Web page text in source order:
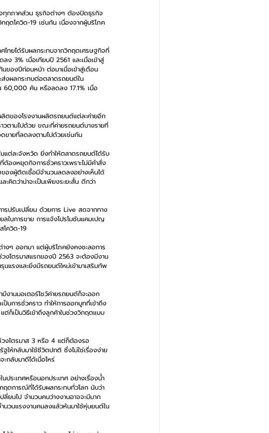
ทุกภาคส่วน ธุรกิจต่างๆ ต้องปิดธุรกิจ
ฤตโควิด-19 เช่นกัน เนื่องจากผู้บริโภค
ไทยได้รับผลกระทบจากวิกฤตเศรษฐกิจที่
3% เมื่อเทียบปี 2561 และเมื่อเข้าสู่
องปีก่อนหน้า ต่อมาเมื่อเข้าสู่เดือน
ส่งผลกระทบต่อตลาดรถยนต์ใน
60,000 คัน หรือลดลง 17.1% เมื่อ
ตของโรงงานผลิตรถยนต์แต่ละค่ายอีก
ตามไปด้วย ขณะที่ค่ายรถยนต์บางรายที่
ขายที่ลดลงตามไปด้วยเช่นกัน
นแต่ละจังหวัด ยิ่งทำให้ตลาดรถยนต์ได้รับ
องหยุดกิจการชั่วคราวเพราะไม่มีคำสั่ง
ของผู้ติดเชื้อมีจำนวนลดลงอย่างเห็นได้
คิดว่าน่าจะเป็นเพียงระยะสั้น ดีกว่า
รปรับเปลี่ยน ด้วยการ Live สดจากทาง
ลในการขาย การแจ้งโปรโมชันแคมเปญ
โควิด-19
างๆ ออกมา แต่ผู้บริโภคยังคงชะลอการ
งไตรมาสแรกของปี 2563 จะต้องมีงาน
แรงและยิ่งมีรถยนต์ใหม่เข้ามาเสริมทัพ
มีงานมอเตอร์โชว์ค่ายรถยนต์ก็จะออก
การชั่วคราว ทำให้การออกบูทที่เข้าถึง
ต่ก็เป็นวิธีเข้าถึงลูกค้าในช่วงวิกฤตแบบ
วงไตรมาส 3 หรือ 4 แต่ก็ต้องรอ
ให้กลับมาใช้ชีวิตปกติ ซึ่งไม่ใช่เรื่องง่าย
กลับมาดีได้เมื่อไหร่
ประเทศหรือนอกประเทศ อย่างเรื่องน้ำ
ฤตการณ์ที่ได้รับผลกระทบทั่วโลก นับว่า
ลี่ยนไป จำนวนคนว่างงานอาจจะมีมาก
วนแรงงานคนลงแล้วหันมาใช้หุ่นยนต์ใน